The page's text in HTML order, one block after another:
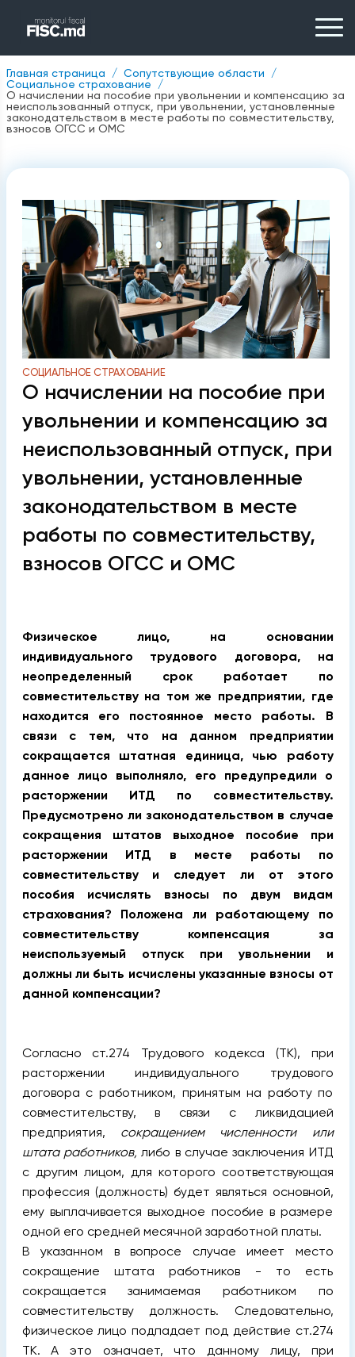
Главная страница
Сопутствующие области
Социальное страхование
О начислении на пособие при увольнении и компенсацию за
неиспользованный отпуск, при увольнении, установленные
законодательством в месте работы по совместительству,
взносов ОГСС и ОМС
СОЦИАЛЬНОЕ СТРАХОВАНИЕ
О начислении на пособие при
увольнении и компенсацию за
неиспользованный отпуск, при
увольнении, установленные
законодательством в месте
работы по совместительству,
взносов ОГСС и ОМС
Физическое лицо, на основании
индивидуального трудового договора, на
неопределенный срок работает по
совместительству на том же предприятии, где
находится его постоянное место работы. В
связи с тем, что на данном предприятии
сокращается штатная единица, чью работу
данное лицо выполняло, его предупредили о
расторжении ИТД по совместительству.
Предусмотрено ли законодательством в случае
сокращения штатов выходное пособие при
расторжении ИТД в месте работы по
совместительству и следует ли от этого
пособия исчислять взносы по двум видам
страхования? Положена ли работающему по
совместительству компенсация за
неиспользуемый отпуск при увольнении и
должны ли быть исчислены указанные взносы от
данной компенсации?
Согласно ст.274 Трудового кодекса (TK), при
расторжении индивидуального трудового
договора с работником, принятым на работу по
совместительству, в связи с ликвидацией
предприятия, сокращением численности или
штата работников,либо в случае заключения ИТД
с другим лицом, для которого соответствующая
профессия (должность) будет являться основной,
ему выплачивается выходное пособие в размере
одной его средней месячной заработной платы.
В указанном в вопросе случае имеет место
сокращение штата работников - то есть
сокращается занимаемая работником по
совместительству должность. Следовательно,
физическое лицо подпадает под действие ст.274
TK. А это означает, что данному лицу, при